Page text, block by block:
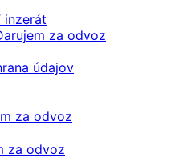
inzerát
za odvoz
údajov